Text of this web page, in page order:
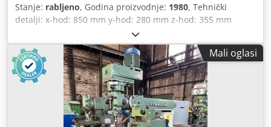
Stanje: rabljeno, Godina proizvodnje: 1980, Tehnički
detalji: x-hod: 850 mm y-hod: 280 mm z-hod: 355 mm
Montaža vretena ISO: SK 45 / SK 45 Glava vretena se okreće
lijevo i desno: 90° svaki Raspon brzine: 28 - 1400 / 18
okretaja u minuti Razmak stol/horizontalno vreteno: min.:
60 / maks.: 180 mm Stezna površina stola: 1070 x 270 mm
Nosivost stola: 1000 kg Stol se okreće +/-: 45° stupnjeva
svaki Posmak:: X+Y: 16 - 800 i Z: 5 - 250 mm/min Ukupna
potrebna snaga: 8,0 kW Težina stroja cca: 3100 kg
Dimenzije stroja cca DxŠxV: 2,1 x 1,8 x 2,15 m Dimenzije
Mali oglasi